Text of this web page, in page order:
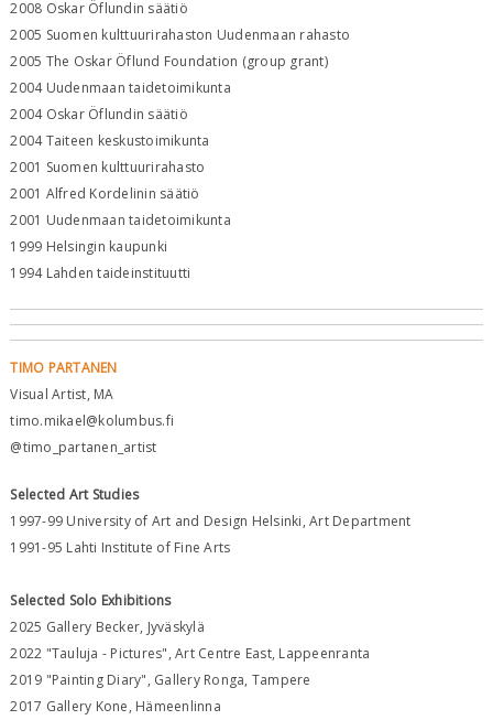
2008 Oskar Öflundin säätiö
2005 Suomen kulttuurirahaston Uudenmaan rahasto
2005 The Oskar Öflund Foundation (group grant)
2004 Uudenmaan taidetoimikunta
2004 Oskar Öflundin säätiö
2004 Taiteen keskustoimikunta
2001 Suomen kulttuurirahasto
2001 Alfred Kordelinin säätiö
2001 Uudenmaan taidetoimikunta
1999 Helsingin kaupunki
1994 Lahden taideinstituutti
TIMO PARTANEN
Visual Artist, MA
timo.mikael@kolumbus.fi
@timo_partanen_artist
Selected Art Studies
1997-99 University of Art and Design Helsinki, Art Department
1991-95 Lahti Institute of Fine Arts
Selected Solo Exhibitions
2025 Gallery Becker, Jyväskylä
2022 "Tauluja - Pictures", Art Centre East, Lappeenranta
2019 "Painting Diary", Gallery Ronga, Tampere
2017 Gallery Kone, Hämeenlinna